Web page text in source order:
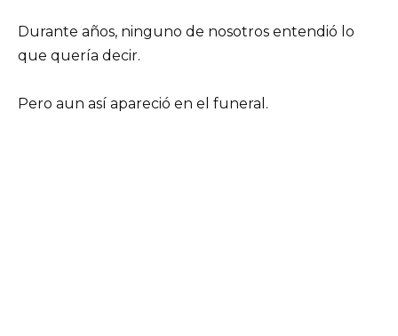
Durante años, ninguno de nosotros entendió lo
que quería decir.
Pero aun así apareció en el funeral.